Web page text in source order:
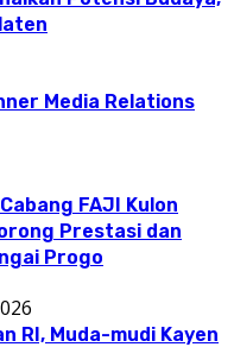
Media Relations
FAJI Kulon
Prestasi dan
Progo
RI, Muda-mudi Kayen